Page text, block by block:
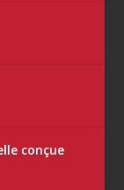
conçue